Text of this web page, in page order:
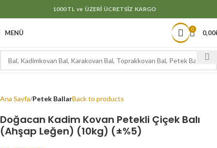
1000 TL ve ÜZERİ ÜCRETSİZ KARGO
MENÜ 0 0,00
Ana Sayfa Petek BallarBack to products
Doğacan Kadim Kovan Petekli Çiçek Balı
(Ahşap Leğen) (10kg) (±%5)